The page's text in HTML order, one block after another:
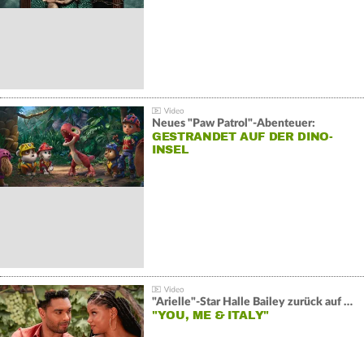
Neues "Paw Patrol"-Abenteuer:
GESTRANDET AUF DER DINO-
INSEL
"Arielle"-Star Halle Bailey zurück auf der Leinwand:
"YOU, ME & ITALY"